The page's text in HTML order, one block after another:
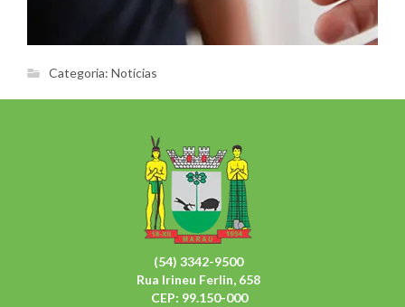
Categoria: Notícias
(54) 3342-9500
Rua Irineu Ferlin, 658
CEP: 99.150-000